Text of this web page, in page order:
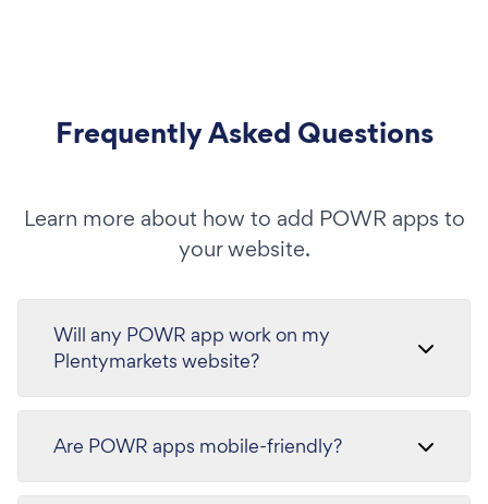
Frequently Asked Questions
Learn more about how to add POWR apps to
your website.
Will any POWR app work on my
Plentymarkets website?
Are POWR apps mobile-friendly?